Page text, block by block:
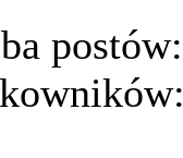
postów: